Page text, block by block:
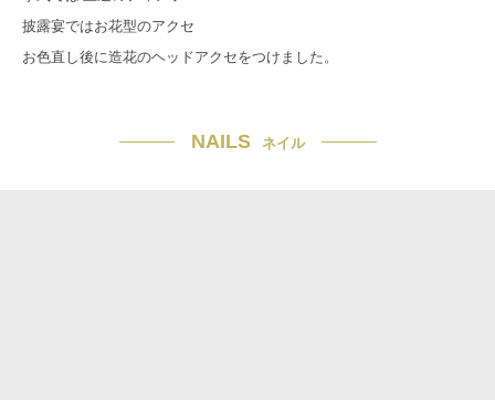
披露宴ではお花型のアクセ
お色直し後に造花のヘッドアクセをつけました。
NAILS ネイル